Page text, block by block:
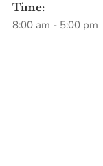
Time:
8:00 am - 5:00 pm